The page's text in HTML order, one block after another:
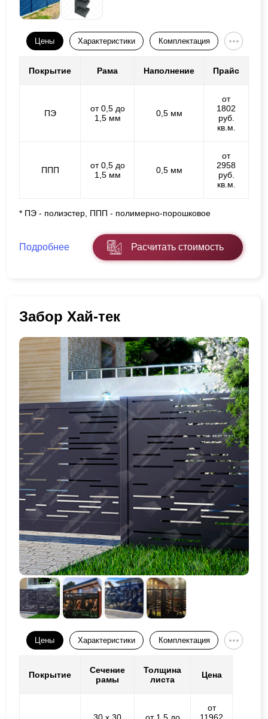
Цены Характеристики Комплектация
Покрытие Рама Наполнение Прайс
ПЭ
от 0,5 до
1,5 мм
0,5 мм
от
1802
руб.
кв.м.
ППП
от 0,5 до
1,5 мм
0,5 мм
от
2958
руб.
кв.м.
* ПЭ - полиэстер, ППП - полимерно-порошковое
Подробнее Расчитать стоимость
Забор Хай-тек
Цены Характеристики Комплектация
Покрытие
Сечение
рамы
Толщина
листа
Цена
от